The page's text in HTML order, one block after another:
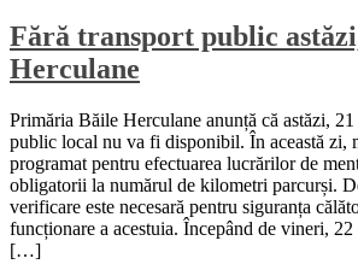
Fără transport public
Herculane
Primăria Băile Herculane anunță că astăzi,
public local nu va fi disponibil. În această zi,
programat pentru efectuarea lucrărilor de
obligatorii la numărul de kilometri parcurși.
verificare este necesară pentru siguranța
funcționare a acestuia. Începând de vineri,
[…]